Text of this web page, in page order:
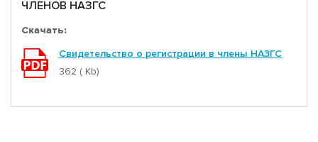
ЧЛЕНОВ НАЗГС
Скачать:
Свидетельство о регистрации в члены НАЗГС
362 ( Kb)